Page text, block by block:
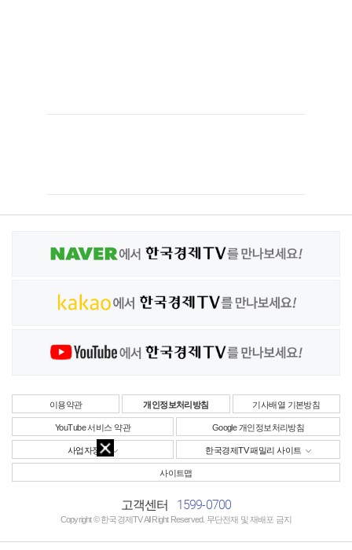
이용약관 개인정보처리방침 기사배열 기본방침
YouTube 서비스 약관 Google 개인정보처리방침
사업자정보 한국경제TV 패밀리 사이트
사이트맵
고객센터 1599-0700
Copyright © 한국경제TV All Right Reserved. 무단전재 및 재배포 금지